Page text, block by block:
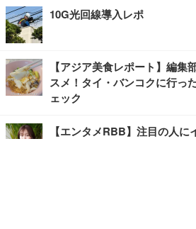
10G光回線導入レポ
【アジア美食レポート】編集
スメ！タイ・バンコクに行っ
ェック
【エンタメRBB】注目の人に